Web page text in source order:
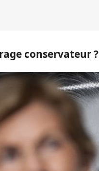
conservateur ?